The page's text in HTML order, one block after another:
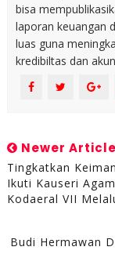
bisa
laporan keuangan
luas guna
kredibiltas dan
Newer Article
Tingkatkan
Ikuti Kauseri
Kodaeral VII
Budi Hermawan